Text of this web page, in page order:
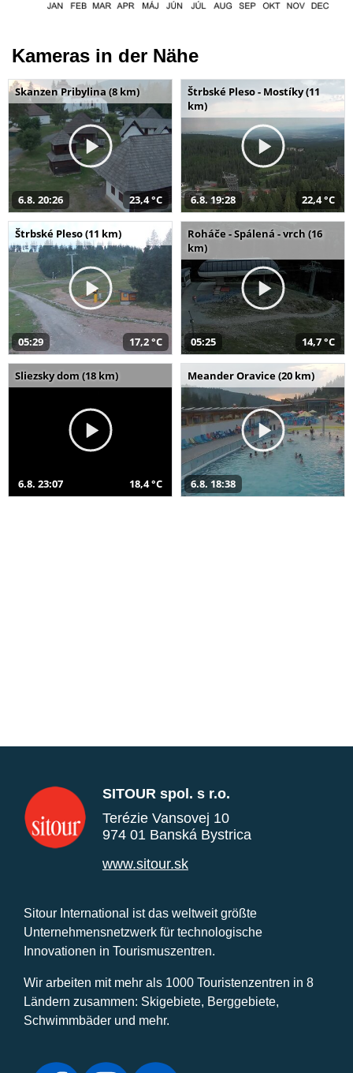
Kameras in der Nähe
Skanzen Pribylina (8 km)
6.8. 20:26 23,4 °C
Štrbské Pleso - Mostíky (11
km)
6.8. 19:28 22,4 °C
Štrbské Pleso (11 km)
05:29 17,2 °C
Roháče - Spálená - vrch (16
km)
05:25 14,7 °C
Sliezsky dom (18 km)
6.8. 23:07 18,4 °C
Meander Oravice (20 km)
6.8. 18:38
SITOUR spol. s r.o.
Terézie Vansovej 10
974 01 Banská Bystrica
www.sitour.sk
Sitour International ist das weltweit größte
Unternehmensnetzwerk für technologische
Innovationen in Tourismuszentren.
Wir arbeiten mit mehr als 1000 Touristenzentren in 8
Ländern zusammen: Skigebiete, Berggebiete,
Schwimmbäder und mehr.